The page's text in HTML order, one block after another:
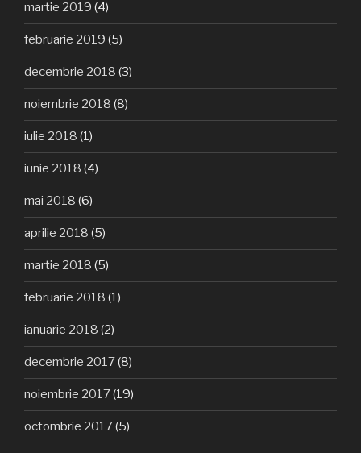
martie 2019 (4)
februarie 2019 (5)
decembrie 2018 (3)
noiembrie 2018 (8)
iulie 2018 (1)
iunie 2018 (4)
mai 2018 (6)
aprilie 2018 (5)
martie 2018 (5)
februarie 2018 (1)
ianuarie 2018 (2)
decembrie 2017(8)
noiembrie 2017(19)
octombrie 2017(5)